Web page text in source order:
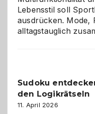
Lebensstil soll
ausdrücken. Mode,
alltagstauglich
Sudoku
den Logikrätseln
11. April 2026